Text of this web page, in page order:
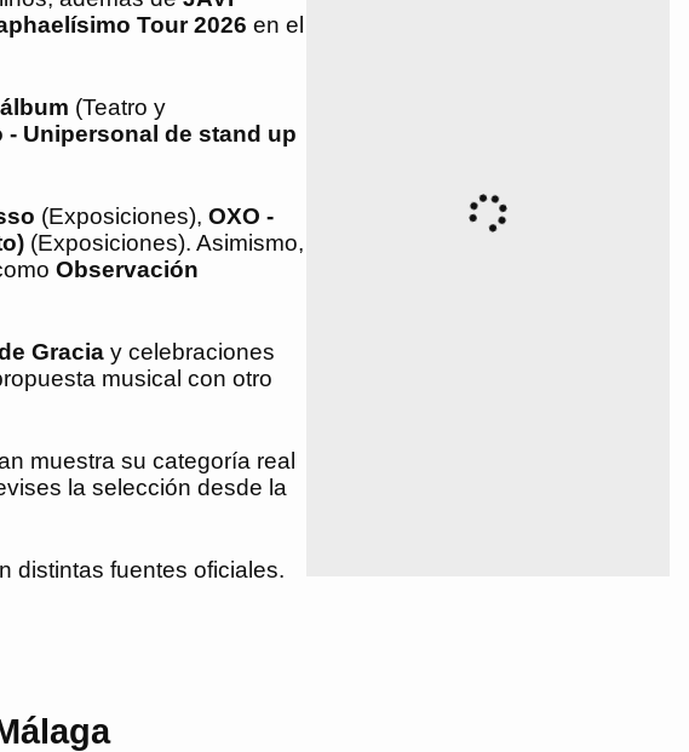
Tour 2026 en el
(Teatro y
- Unipersonal de stand up
(Exposiciones), OXO -
(Exposiciones). Asimismo,
Observación
Gracia y celebraciones
musical con otro
muestra su categoría real
la selección desde la
distintas fuentes oficiales.